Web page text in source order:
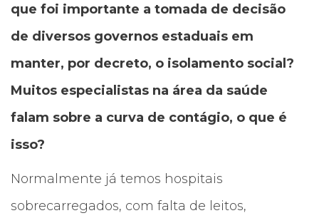
que foi importante a tomada de decisão
de diversos governos estaduais em
manter, por decreto, o isolamento social?
Muitos especialistas na área da saúde
falam sobre a curva de contágio, o que é
isso?
Normalmente já temos hospitais
sobrecarregados, com falta de leitos,